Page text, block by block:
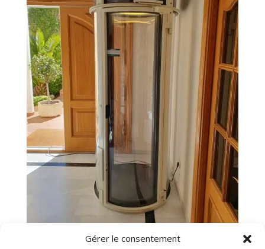
Gérer le consentement